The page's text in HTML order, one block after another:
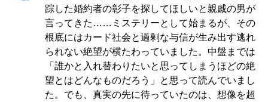
踪した婚約者の彰子を探してほしいと親戚の男が
言ってきた……ミステリーとして始まるが、その
根底にはカード社会と過剰な与信が生み出す逃れ
られない絶望が横たわっていました。中盤までは
「誰かと入れ替わりたいと思ってしまうほどの絶
望とはどんなものだろう」と思って読んでいまし
た。でも、真実の先に待っていたのは、想像を超